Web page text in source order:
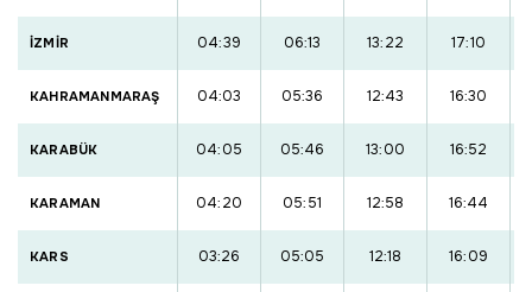
İZMİR 04:39 06:13 13:22 17:10
KAHRAMANMARAŞ 04:03 05:36 12:43 16:30
KARABÜK 04:05 05:46 13:00 16:52
KARAMAN 04:20 05:51 12:58 16:44
KARS 03:26 05:05 12:18 16:09